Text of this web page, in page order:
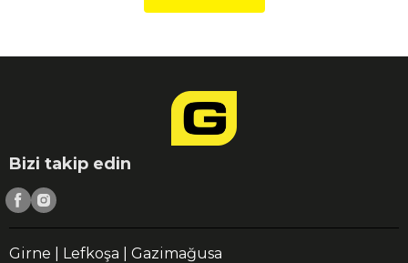
Bizi takip edin
Girne | Lefkoşa | Gazimağusa